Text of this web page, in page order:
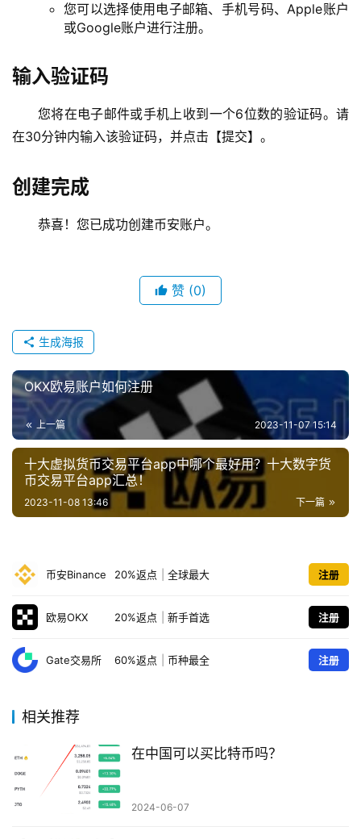
新
闻
行
情
分
析
圈
问
题
您可以选择使用电子邮箱、手机号码、Apple账户
或Google账户进行注册。
输入验证码
您将在电子邮件或手机上收到一个6位数的验证码。请
在30分钟内输入该验证码，并点击【提交】。
创建完成
恭喜！您已成功创建币安账户。
赞 (0)
生成海报
OKX欧易账户如何注册
上一篇 2023-11-07 15:14
十大虚拟货币交易平台app中哪个最好用？十大数字货
币交易平台app汇总！
下一篇
2023-11-08 13:46
币安Binance 20%返点 全球最大 注册
欧易OKX 20%返点 新手首选 注册
Gate交易所 60%返点 币种最全 注册
相关推荐
在中国可以买比特币吗？
2024-06-07